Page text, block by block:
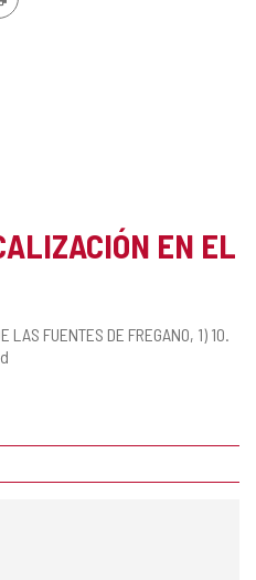
EN EL
FUENTES DE FREGANO, 1) 10.